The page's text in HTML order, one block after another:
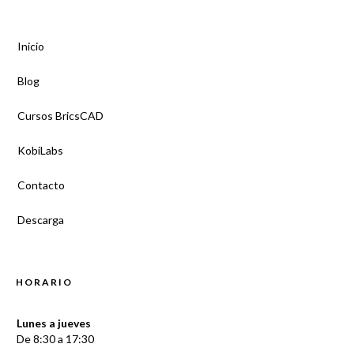
Inicio
Blog
Cursos BricsCAD
KobiLabs
Contacto
Descarga
HORARIO
Lunes a jueves
De 8:30 a 17:30